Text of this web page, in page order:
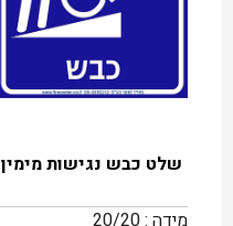
שלט כבש נגישות מימין
מידה : 20/20